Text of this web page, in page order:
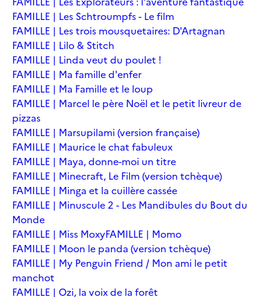
FAMILLE | Les Schtroumpfs - Le film
FAMILLE | Les trois mousquetaires: D'Artagnan
FAMILLE | Lilo & Stitch
FAMILLE | Linda veut du poulet !
FAMILLE | Ma famille d'enfer
FAMILLE | Ma Famille et le loup
FAMILLE | Marcel le père Noël et le petit livreur de
pizzas
FAMILLE | Marsupilami (version française)
FAMILLE | Maurice le chat fabuleux
FAMILLE | Maya, donne-moi un titre
FAMILLE | Minecraft, Le Film (version tchèque)
FAMILLE | Minga et la cuillère cassée
FAMILLE | Minuscule 2 - Les Mandibules du Bout du
Monde
FAMILLE | Miss MoxyFAMILLE | Momo
FAMILLE | Moon le panda (version tchèque)
FAMILLE | My Penguin Friend / Mon ami le petit
manchot
FAMILLE | Ozi, la voix de la forêt